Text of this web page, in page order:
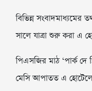
বিভিন্ন সংবাদমাধ্যমের
সালে যাত্রা শুরু করা এ
পিএসজির মাঠ ‘পার্ক দে
মেসি আপাতত এ